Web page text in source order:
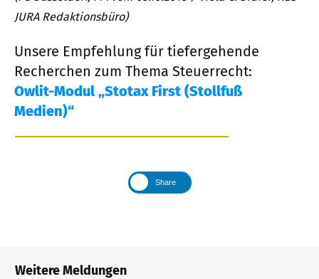
JURA Redaktionsbüro)
Unsere Empfehlung für tiefergehende
Recherchen zum Thema Steuerrecht:
Owlit-Modul „Stotax First (Stollfuß
Medien)“
Share
Weitere Meldungen